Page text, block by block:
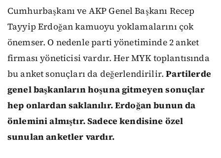
Cumhurbaşkanı ve AKP Genel Başkanı Recep
Tayyip Erdoğan kamuoyu yoklamalarını çok
önemser. O nedenle parti yönetiminde 2 anket
firması yöneticisi vardır. Her MYK toplantısında
bu anket sonuçları da değerlendirilir.Partilerde
genel başkanların hoşuna gitmeyen sonuçlar
hep onlardan saklanılır. Erdoğan bunun da
önlemini almıştır. Sadece kendisine özel
sunulan anketler vardır.